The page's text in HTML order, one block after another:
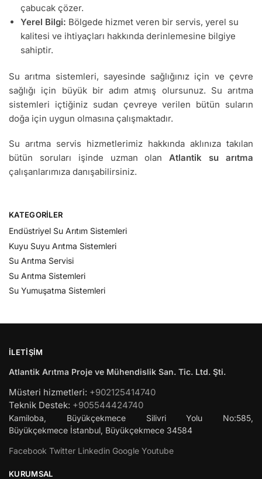
çabucak çözer.
Yerel Bilgi: Bölgede hizmet veren bir servis, yerel su
kalitesi ve ihtiyaçları hakkında derinlemesine bilgiye
sahiptir.
Su arıtma sistemleri, sayesinde sağlığınız için ve çevre
sağlığı için büyük bir adım atmış olursunuz. Su arıtma
sistemleri içtiğiniz sudan çevreye verilen bütün suların
doğa için uygun olmasına çalışmaktadır.
Su arıtma servis hizmetlerimiz hakkında aklınıza takılan
bütün soruları işinde uzman olanAtlantik su arıtma
çalışanlarımıza danışabilirsiniz.
KATEGORILER
Endüstriyel Su Arıtım Sistemleri
Kuyu Suyu Arıtma Sistemleri
Su Arıtma Servisi
Su Arıtma Sistemleri
Su Yumuşatma Sistemleri
İLETIŞIM
Atlantik Arıtma Proje ve Mühendislik San. Tic. Ltd. Şti.
Müsteri hizmetleri: +902125414740
Teknik Destek: +905544424740
Kamiloba, Büyükçekmece Silivri Yolu No:585,
Büyükçekmece İstanbul, Büyükçekmece 34584
Facebook Twitter Linkedin Google Youtube
KURUMSAL